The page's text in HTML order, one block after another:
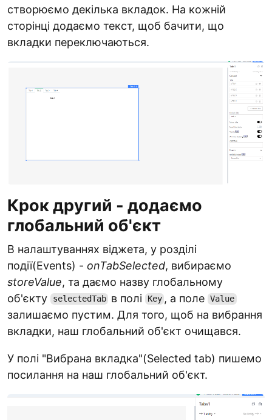
створюємо декілька вкладок. На кожній
сторінці додаємо текст, щоб бачити, що
вкладки переключаються.
Крок другий - додаємо
глобальний об'єкт
В налаштуваннях віджета, у розділі
події(Events) - onTabSelected, вибираємо
storeValue, та даємо назву глобальному
об'єкту
selectedTab в полі Key , а поле Value
залишаємо пустим. Для того, щоб на вибрання
вкладки, наш глобальний об'єкт очищався.
У полі "Вибрана вкладка"(Selected tab) пишемо
посилання на наш глобальний об'єкт.